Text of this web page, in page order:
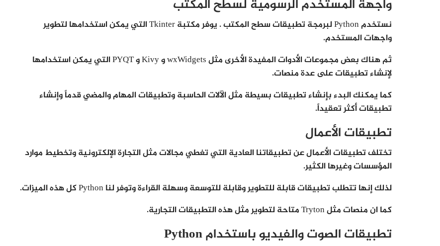
واجهة المستخدم الرسومية لسطح المكتب
نستخدم Python لبرمجة تطبيقات سطح المكتب . يوفر مكتبة Tkinter التي يمكن استخدامها لتطوير
واجهات المستخدم.
ثم هناك بعض مجموعات الأدوات المفيدة الأخرى مثل wxWidgets و Kivy و PYQT التي يمكن استخدامها
لإنشاء تطبيقات على عدة منصات.
كما يمكنك البدء بإنشاء تطبيقات بسيطة مثل الآلات الحاسبة وتطبيقات المهام والمضي قدماً وإنشاء
تطبيقات أكثر تعقيداً.
تطبيقات الأعمال
تختلف تطبيقات الأعمال عن تطبيقاتنا العادية التي تغطي مجالات مثل التجارة الإلكترونية وتخطيط موارد
المؤسسات وغيرها الكثير.
لذلك إنها تتطلب تطبيقات قابلة للتطوير وقابلة للتوسعة وسهلة القراءة وتوفر لنا Python كل هذه الميزات.
كما ان منصات مثل Tryton متاحة لتطوير مثل هذه التطبيقات التجارية.
تطبيقات الصوت والفيديو باستخدام Python